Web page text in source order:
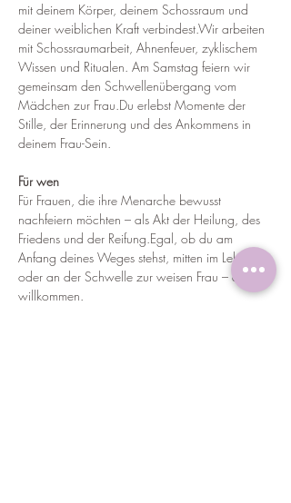
mit deinem Körper, deinem Schossraum und
deiner weiblichen Kraft verbindest.Wir arbeiten
mit Schossraumarbeit, Ahnenfeuer, zyklischem
Wissen und Ritualen. Am Samstag feiern wir
gemeinsam den Schwellenübergang vom
Mädchen zur Frau.Du erlebst Momente der
Stille, der Erinnerung und des Ankommens in
deinem Frau-Sein.
Für wen
Für Frauen, die ihre Menarche bewusst
nachfeiern möchten – als Akt der Heilung, des
Friedens und der Reifung.Egal, ob du am
Anfang deines Weges stehst, mitten im Leben
oder an der Schwelle zur weisen Frau – du bist
willkommen.